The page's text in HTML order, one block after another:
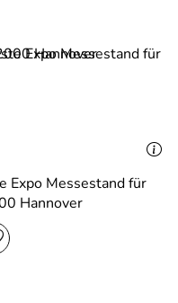
Expo Messestand für
Hannover